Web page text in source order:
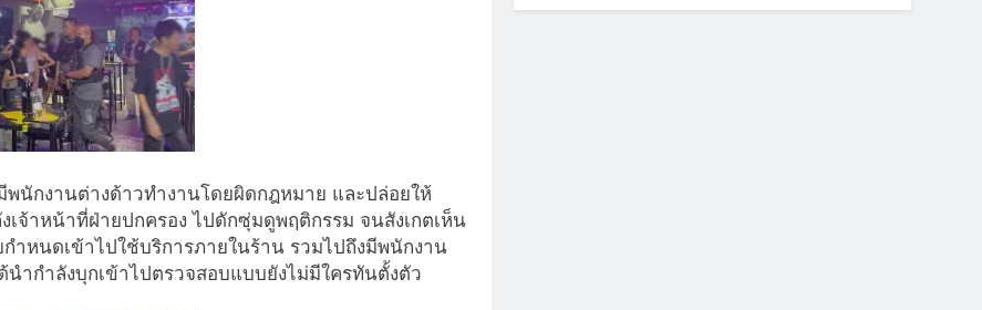
นักงานต่างด้าวทำงานโดยผิดกฎหมาย และปล่อยให้
จ้าหน้าที่ฝ่ายปกครอง ไปดักซุ่มดูพฤติกรรม จนสังเกตเห็น
ำหนดเข้าไปใช้บริการภายในร้าน รวมไปถึงมีพนักงาน
ำกำลังบุกเข้าไปตรวจสอบแบบยังไม่มีใครทันตั้งตัว